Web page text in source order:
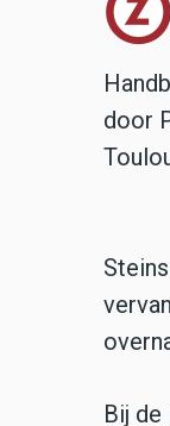
door
Bij de